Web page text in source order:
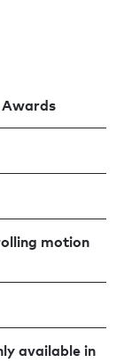
Awards
motion
available in